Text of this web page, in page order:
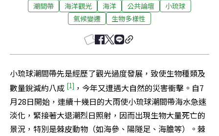
潮間帶 海洋觀光 海洋 公共論壇
小琉球
氣候變遷
生物多樣性
小琉球潮間帶先是經歷了觀光過度發展，致使生物種類及
數量銳減約八成 [1] ，今年又遭遇大自然的災害衝擊。自7
月28日開始，連續十幾日的大雨使小琉球潮間帶海水急速
淡化，緊接著大退潮烈日照射，因而出現生物大量死亡的
景況，特別是棘皮動物（如海參、陽隧足、海膽等）。棘